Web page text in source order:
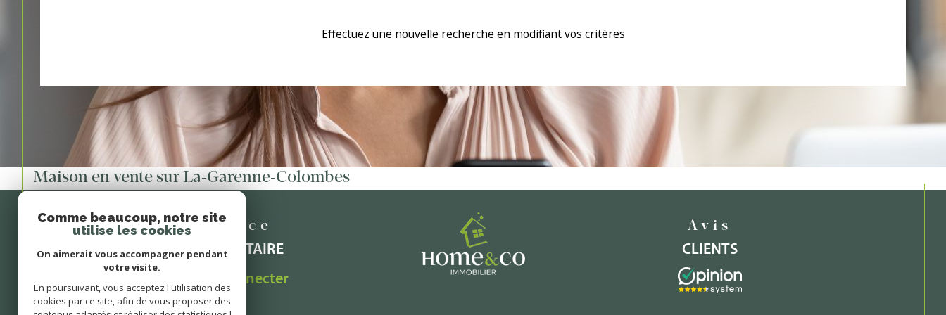
Effectuez une nouvelle recherche en modifiant vos critères
Maison en vente sur La-Garenne-Colombes
Espace
PROPRIÉTAIRE
Se connecter
Avis
CLIENTS
Comme beaucoup, notre site
utilise les cookies
On aimerait vous accompagner pendant
votre visite.
En poursuivant, vous acceptez l'utilisation des
cookies par ce site, afin de vous proposer des